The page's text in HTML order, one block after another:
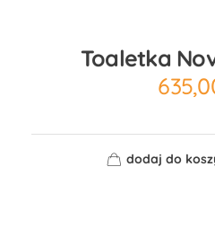
Toaletka
dodaj do